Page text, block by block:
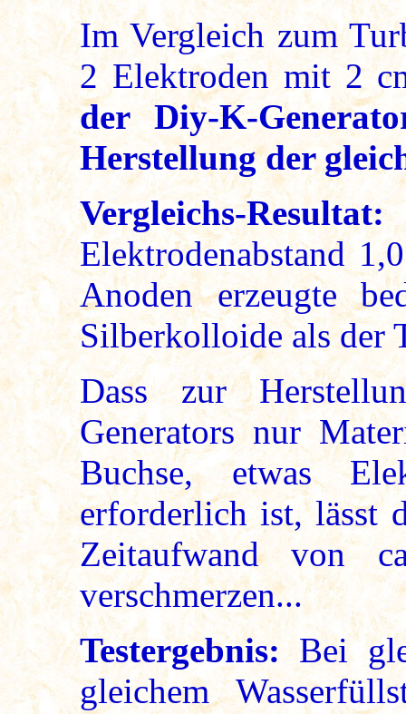
Im Vergleich zum
2 Elektroden mit 2
der Diy-K-
Herstellung der
Vergleichs-
Elektrodenabstand
Anoden erzeugte
Silberkolloide als der
Dass zur
Generators nur
Buchse, etwas
erforderlich ist, lässt
Zeitaufwand von
verschmerzen...
Testergebnis: Bei
gleichem